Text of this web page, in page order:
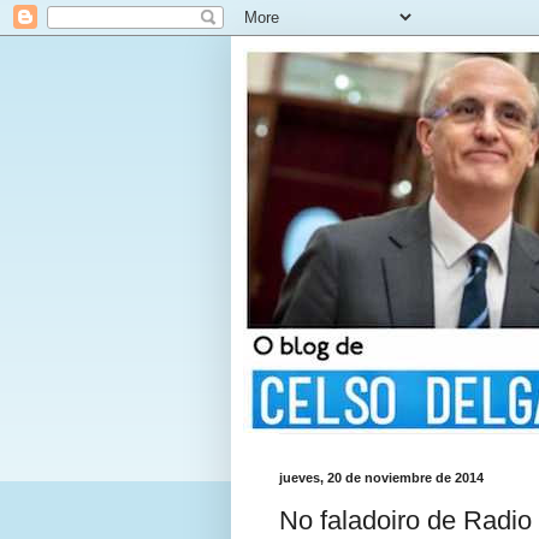
jueves, 20 de noviembre de 2014
No faladoiro de Radio